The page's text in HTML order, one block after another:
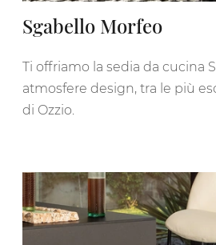
Sgabello Morfeo
Ti offriamo la sedia da cucina
atmosfere design, tra le più
di Ozzio.